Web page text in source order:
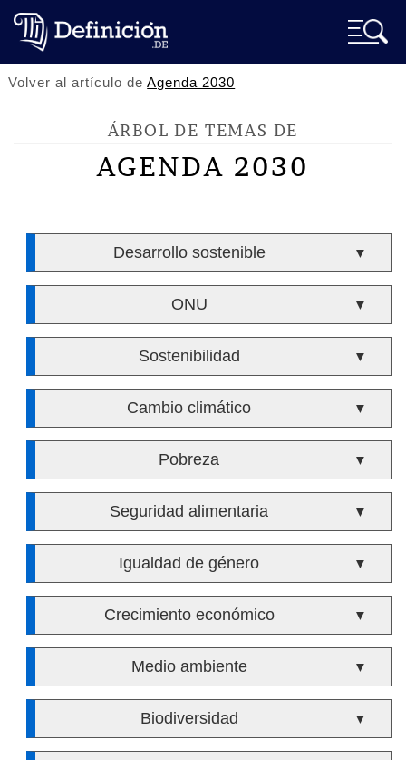
Volver al artículo deAgenda 2030
ÁRBOL DE TEMAS DE
AGENDA 2030
Desarrollo sostenible ▼
ONU ▼
Sostenibilidad ▼
Cambio climático ▼
Pobreza ▼
Seguridad alimentaria ▼
Igualdad de género ▼
Crecimiento económico ▼
Medio ambiente ▼
Biodiversidad ▼